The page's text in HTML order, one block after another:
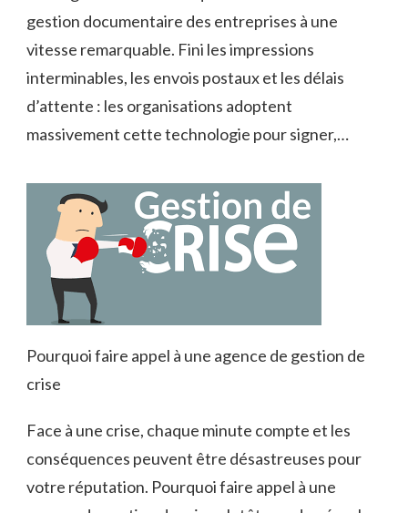
gestion documentaire des entreprises à une
vitesse remarquable. Fini les impressions
interminables, les envois postaux et les délais
d’attente : les organisations adoptent
massivement cette technologie pour signer,…
Pourquoi faire appel à une agence de gestion de
crise
Face à une crise, chaque minute compte et les
conséquences peuvent être désastreuses pour
votre réputation. Pourquoi faire appel à une